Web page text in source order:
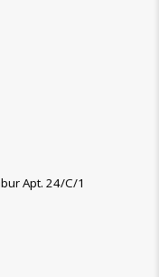
Apt. 24/C/1